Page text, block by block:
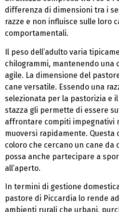
differenza di dimensioni tra i
razze e non influisce sulle loro
comportamentali.
Il peso dell’adulto varia
chilogrammi, mantenendo una
agile. La dimensione del
cane versatile. Essendo una
selezionata per la pastorizia e
stazza gli permette di essere
affrontare compiti impegnativi
muoversi rapidamente.
coloro che cercano un cane da
possa anche partecipare a
all’aperto.
In termini di gestione
pastore di Piccardia lo rende
ambienti rurali che urbani,